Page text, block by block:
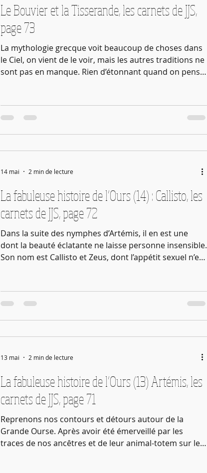
Le Bouvier et la Tisserande, les carnets de JJS,
page 73
La mythologie grecque voit beaucoup de choses dans
le Ciel, on vient de le voir, mais les autres traditions ne
sont pas en manque. Rien d’étonnant quand on pense
La fabuleuse histoire de l’Ours (14) : Callisto, les
carnets de JJS, page 72
Dans la suite des nymphes d’Artémis, il en est une
dont la beauté éclatante ne laisse personne insensible.
Son nom est Callisto et Zeus, dont l’appétit sexuel n’est
vierge sans l’effrayer. Alors Zeus joue une fois de plus
le Fregoli du ciel et se déguise. Le mythe nous dit qu’il
14 mai 2 min de lecture
La fabuleuse histoire de l’Ours (13) Artémis, les
carnets de JJS, page 71
Reprenons nos contours et détours autour de la
Grande Ourse. Après avoir été émerveillé par les
traces de nos ancêtres et de leur animal-totem sur les
13 mai 2 min de lecture